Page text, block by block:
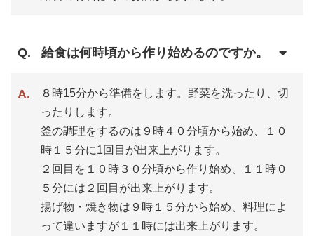
給食は何時頃から作り始めるのですか。
８時15分から準備をします。野菜を洗ったり、切
ったりします。
釜の調理をするのは９時４０分頃から始め、１０
時１５分に1回目が出来上がります。
２回目を１０時３０分頃から作り始め、１１時０
５分には２回目が出来上がります。
揚げ物・焼き物は９時１５分から始め、料理によ
って違いますが１１時には出来上がります。